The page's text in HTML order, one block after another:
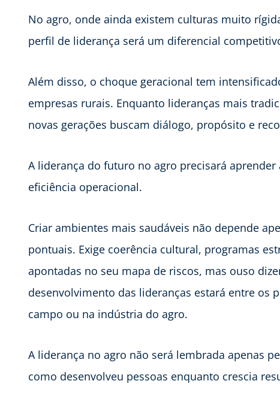
No agro, onde ainda existem culturas muito
perfil de liderança será um diferencial
Além disso, o choque geracional tem
empresas rurais. Enquanto lideranças mais
novas gerações buscam diálogo, propósito e
A liderança do futuro no agro precisará
eficiência operacional.
Criar ambientes mais saudáveis não depende
pontuais. Exige coerência cultural, programas
apontadas no seu mapa de riscos, mas ouso
desenvolvimento das lideranças estará entre os
campo ou na indústria do agro.
A liderança no agro não será lembrada apenas
como desenvolveu pessoas enquanto crescia